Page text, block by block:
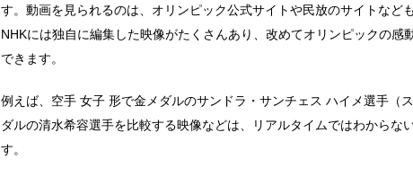
す。動画を見られるのは、オリンピック公式サイトや民放のサイトなど
NHKには独自に編集した映像がたくさんあり、改めてオリンピックの感
できます。
例えば、空手 女子 形で金メダルのサンドラ・サンチェス ハイメ選手（
ダルの清水希容選手を比較する映像などは、リアルタイムではわからな
す。